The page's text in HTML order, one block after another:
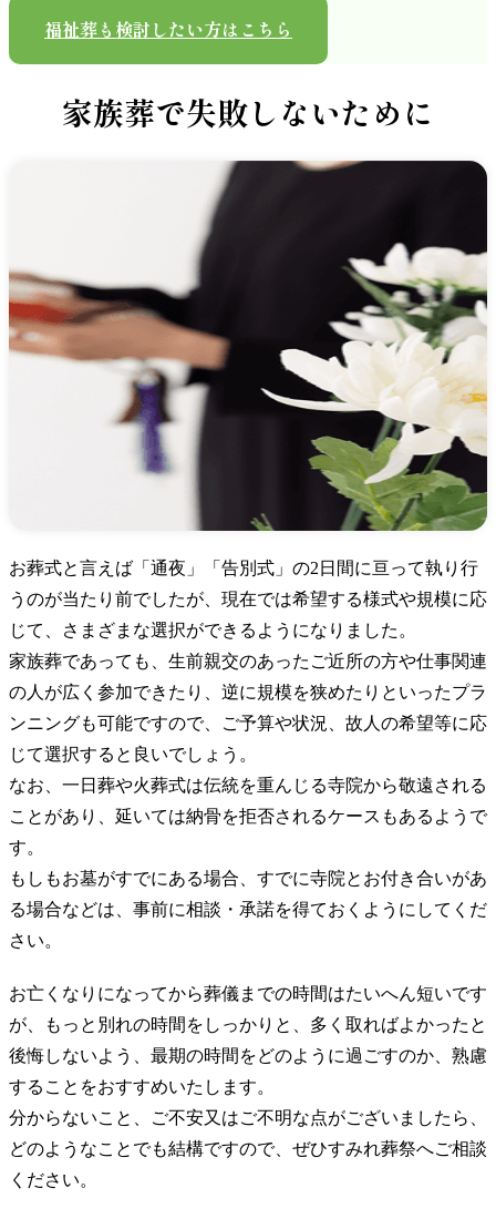
福祉葬も検討したい方はこちら
家族葬で失敗しないために
お葬式と言えば「通夜」「告別式」の2日間に亘って執り行
うのが当たり前でしたが、現在では希望する様式や規模に応
じて、さまざまな選択ができるようになりました。
家族葬であっても、生前親交のあったご近所の方や仕事関連
の人が広く参加できたり、逆に規模を狭めたりといったプラ
ンニングも可能ですので、ご予算や状況、故人の希望等に応
じて選択すると良いでしょう。
なお、一日葬や火葬式は伝統を重んじる寺院から敬遠される
ことがあり、延いては納骨を拒否されるケースもあるようで
す。
もしもお墓がすでにある場合、すでに寺院とお付き合いがあ
る場合などは、事前に相談・承諾を得ておくようにしてくだ
さい。
お亡くなりになってから葬儀までの時間はたいへん短いです
が、もっと別れの時間をしっかりと、多く取ればよかったと
後悔しないよう、最期の時間をどのように過ごすのか、熟慮
することをおすすめいたします。
分からないこと、ご不安又はご不明な点がございましたら、
どのようなことでも結構ですので、ぜひすみれ葬祭へご相談
ください。